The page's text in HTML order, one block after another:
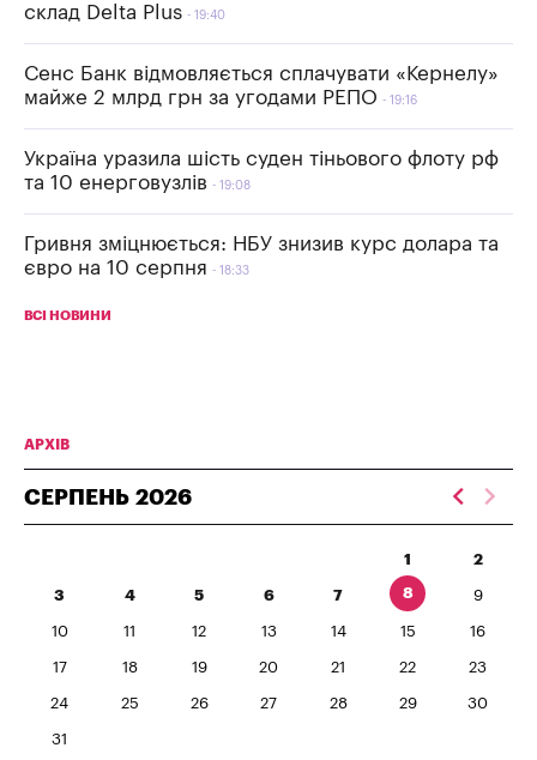
склад Delta Plus
19:40
Сенс Банк відмовляється сплачувати «Кернелу»
майже 2 млрд грн за угодами РЕПО
19:16
Україна уразила шість суден тіньового флоту рф
та 10 енерговузлів
19:08
Гривня зміцнюється: НБУ знизив курс долара та
євро на 10 серпня
18:33
ВСІ НОВИНИ
АРХІВ
СЕРПЕНЬ 2026
1 2
3 4 5 6 7 8 9
10 11 12 13 14 15 16
17 18 19 20 21 22 23
24 25 26 27 28 29 30
31